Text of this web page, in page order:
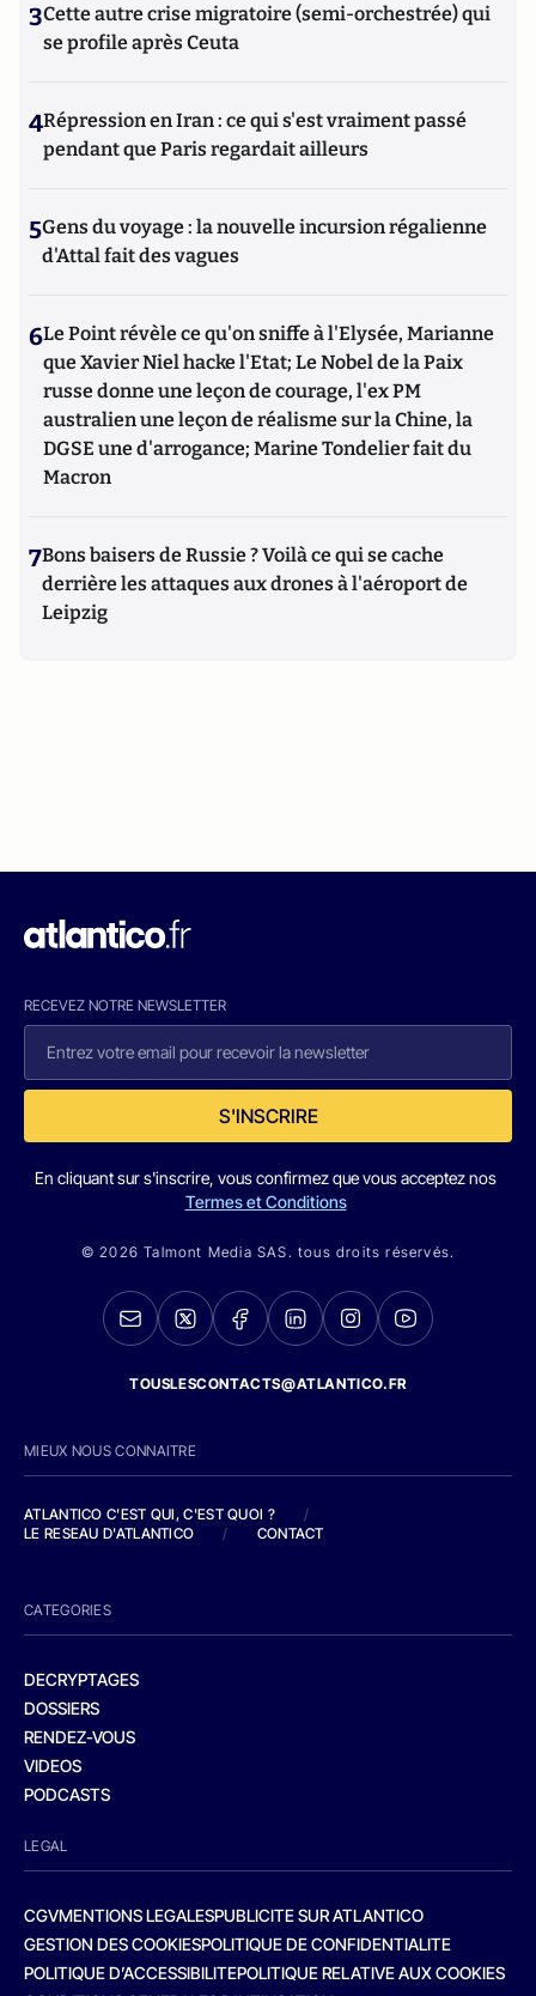
3Cette autre crise migratoire (semi-orchestrée) qui
se profile après Ceuta
4Répression en Iran : ce qui s'est vraiment passé
pendant que Paris regardait ailleurs
5Gens du voyage : la nouvelle incursion régalienne
d'Attal fait des vagues
6Le Point révèle ce qu'on sniffe à l'Elysée, Marianne
que Xavier Niel hacke l'Etat; Le Nobel de la Paix
russe donne une leçon de courage, l'ex PM
australien une leçon de réalisme sur la Chine, la
DGSE une d'arrogance; Marine Tondelier fait du
Macron
7Bons baisers de Russie ? Voilà ce qui se cache
derrière les attaques aux drones à l'aéroport de
Leipzig
RECEVEZ NOTRE NEWSLETTER
S'INSCRIRE
En cliquant sur s'inscrire, vous confirmez que vous acceptez nos
Termes et Conditions
© 2026 Talmont Media SAS. tous droits réservés.
TOUSLESCONTACTS@ATLANTICO.FR
MIEUX NOUS CONNAITRE
ATLANTICO C'EST QUI, C'EST QUOI ?
/
LE RESEAU D'ATLANTICO
/ CONTACT
CATEGORIES
DECRYPTAGES
DOSSIERS
RENDEZ-VOUS
VIDEOS
PODCASTS
LEGAL
CGVMENTIONS LEGALESPUBLICITE SUR ATLANTICO
GESTION DES COOKIESPOLITIQUE DE CONFIDENTIALITE
POLITIQUE D’ACCESSIBILITEPOLITIQUE RELATIVE AUX COOKIES